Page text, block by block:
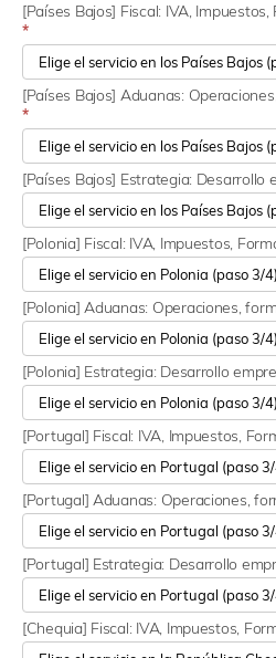
[Países Bajos] Fiscal: IVA,
*
[Países Bajos] Aduanas:
*
[Países Bajos] Estrategia: Desarrollo
[Polonia] Fiscal: IVA, Impuestos,
[Polonia] Aduanas: Operaciones,
[Polonia] Estrategia: Desarrollo
[Portugal] Fiscal: IVA, Impuestos,
[Portugal] Aduanas: Operaciones,
[Portugal] Estrategia: Desarrollo
[Chequia] Fiscal: IVA, Impuestos,